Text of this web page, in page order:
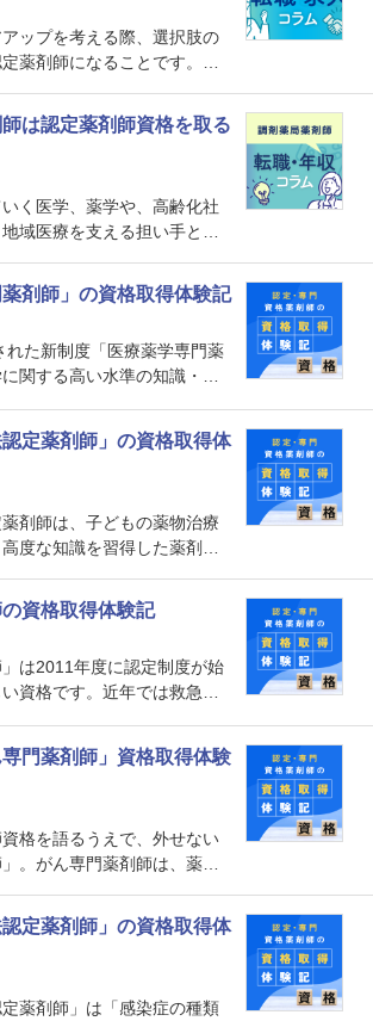
ップを考える際、選択肢の
薬剤師になることです。し
とがあるかもしれません。
剤師が「意味ない」といわ
るメリット、年収・キャリ
ます。
は認定薬剤師資格を取る
く医学、薬学や、高齢化社
域医療を支える担い手とし
ているのが認定薬剤師という
剤師とはいったいどんな資格
れを取得するとどのような
しょうか。
薬剤師」の資格取得体験記
れた新制度「医療薬学専門薬
関する高い水準の知識・技
要件は多岐に渡り、審査も複
者さんに対して一定の能力
言えます。
認定薬剤師」の資格取得体
剤師は、子どもの薬物治療
度な知識を習得した薬剤師
理状況を理解し、専門性を
もとその保護者に寄り添え
そんな小児薬物療法認定薬
をご紹介します。
資格取得体験記
」は2011年度に認定制度が始
資格です。近年では救急病
いでしょうか。今回はそん
取得体験記をご紹介しま
門薬剤師」資格取得体験
格を語るうえで、外せない
。がん専門薬剤師は、薬剤
、2009年に発足しました。薬
して高度化するがん医療に
病院薬剤師にとって一目置
認定薬剤師」の資格取得体
定薬剤師」は「感染症の種類